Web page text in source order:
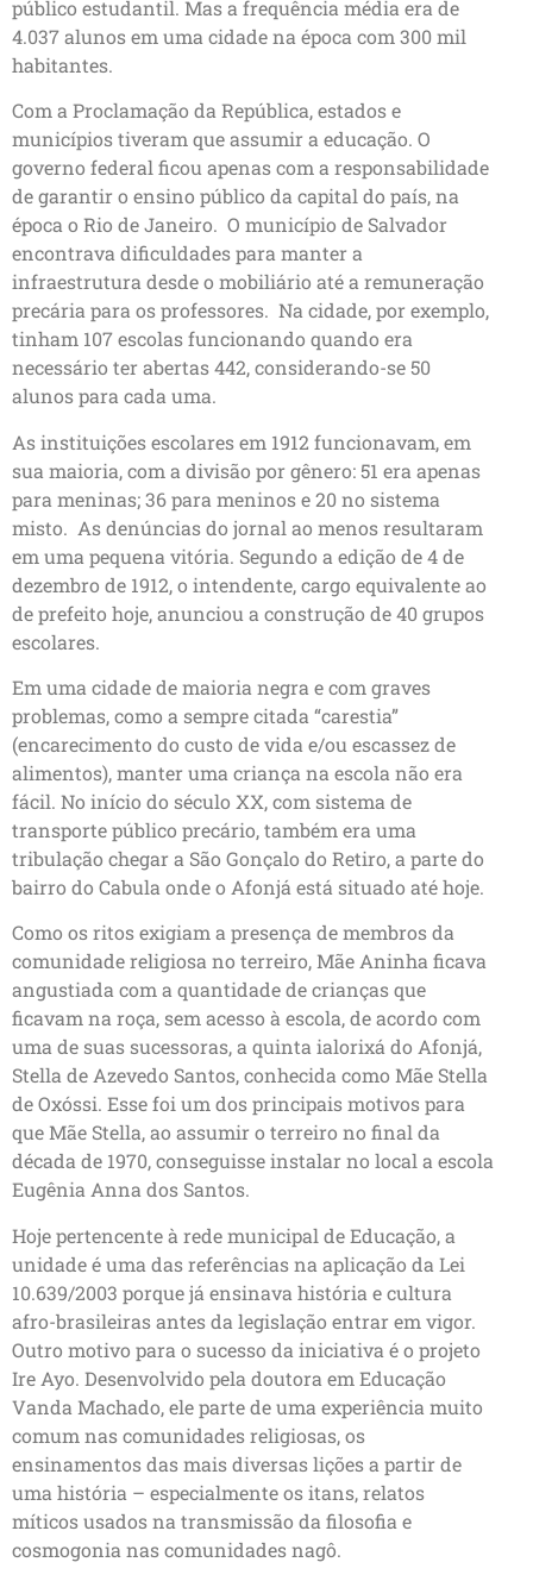
público estudantil. Mas a frequência média era de
4.037 alunos em uma cidade na época com 300 mil
habitantes.
Com a Proclamação da República, estados e
municípios tiveram que assumir a educação. O
governo federal ficou apenas com a responsabilidade
de garantir o ensino público da capital do país, na
época o Rio de Janeiro. O município de Salvador
encontrava dificuldades para manter a
infraestrutura desde o mobiliário até a remuneração
precária para os professores. Na cidade, por exemplo,
tinham 107 escolas funcionando quando era
necessário ter abertas 442, considerando-se 50
alunos para cada uma.
As instituições escolares em 1912 funcionavam, em
sua maioria, com a divisão por gênero: 51 era apenas
para meninas; 36 para meninos e 20 no sistema
misto. As denúncias do jornal ao menos resultaram
em uma pequena vitória. Segundo a edição de 4 de
dezembro de 1912, o intendente, cargo equivalente ao
de prefeito hoje, anunciou a construção de 40 grupos
escolares.
Em uma cidade de maioria negra e com graves
problemas, como a sempre citada “carestia”
(encarecimento do custo de vida e/ou escassez de
alimentos), manter uma criança na escola não era
fácil. No início do século XX, com sistema de
transporte público precário, também era uma
tribulação chegar a São Gonçalo do Retiro, a parte do
bairro do Cabula onde o Afonjá está situado até hoje.
Como os ritos exigiam a presença de membros da
comunidade religiosa no terreiro, Mãe Aninha ficava
angustiada com a quantidade de crianças que
ficavam na roça, sem acesso à escola, de acordo com
uma de suas sucessoras, a quinta ialorixá do Afonjá,
Stella de Azevedo Santos, conhecida como Mãe Stella
de Oxóssi. Esse foi um dos principais motivos para
que Mãe Stella, ao assumir o terreiro no final da
década de 1970, conseguisse instalar no local a escola
Eugênia Anna dos Santos.
Hoje pertencente à rede municipal de Educação, a
unidade é uma das referências na aplicação da Lei
10.639/2003 porque já ensinava história e cultura
afro-brasileiras antes da legislação entrar em vigor.
Outro motivo para o sucesso da iniciativa é o projeto
Ire Ayo. Desenvolvido pela doutora em Educação
Vanda Machado, ele parte de uma experiência muito
comum nas comunidades religiosas, os
ensinamentos das mais diversas lições a partir de
uma história – especialmente os itans, relatos
míticos usados na transmissão da filosofia e
cosmogonia nas comunidades nagô.